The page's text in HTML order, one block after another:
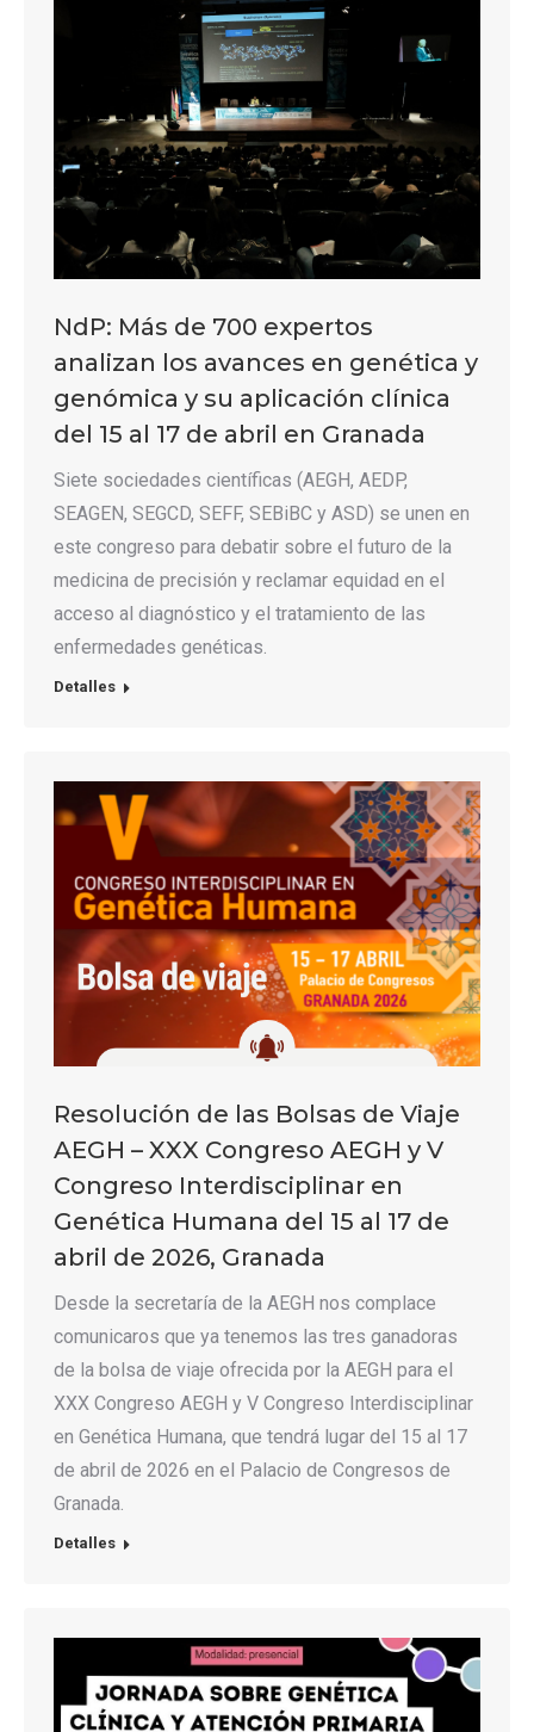
NdP: Más de 700 expertos
analizan los avances en genética y
genómica y su aplicación clínica
del 15 al 17 de abril en Granada
Siete sociedades científicas (AEGH, AEDP,
SEAGEN, SEGCD, SEFF, SEBiBC y ASD) se unen en
este congreso para debatir sobre el futuro de la
medicina de precisión y reclamar equidad en el
acceso al diagnóstico y el tratamiento de las
enfermedades genéticas.
Detalles
Resolución de las Bolsas de Viaje
AEGH – XXX Congreso AEGH y V
Congreso Interdisciplinar en
Genética Humana del 15 al 17 de
abril de 2026, Granada
Desde la secretaría de la AEGH nos complace
comunicaros que ya tenemos las tres ganadoras
de la bolsa de viaje ofrecida por la AEGH para el
XXX Congreso AEGH y V Congreso Interdisciplinar
en Genética Humana, que tendrá lugar del 15 al 17
de abril de 2026 en el Palacio de Congresos de
Granada.
Detalles